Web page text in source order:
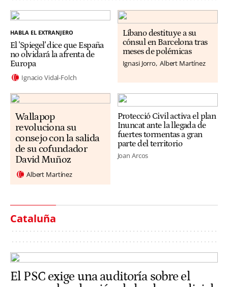
HABLA EL EXTRANJERO
El 'Spiegel' dice que España
no olvidará la afrenta de
Europa
Ignacio Vidal-Folch
Líbano destituye a su
cónsul en Barcelona tras
meses de polémicas
Ignasi Jorro Albert Martínez
Wallapop
revoluciona su
consejo con la salida
de su cofundador
David Muñoz
Albert Martínez
Protecció Civil activa el plan
Inuncat ante la llegada de
fuertes tormentas a gran
parte del territorio
Joan Arcos
Cataluña
El PSC exige una auditoría sobre el